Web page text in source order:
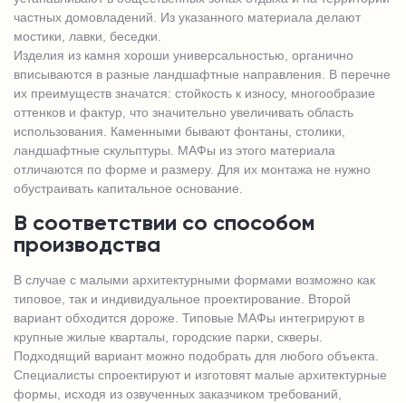
частных домовладений. Из указанного материала делают
мостики, лавки, беседки.
Изделия из камня хороши универсальностью, органично
вписываются в разные ландшафтные направления. В перечне
их преимуществ значатся: стойкость к износу, многообразие
оттенков и фактур, что значительно увеличивать область
использования. Каменными бывают фонтаны, столики,
ландшафтные скульптуры. МАФы из этого материала
отличаются по форме и размеру. Для их монтажа не нужно
обустраивать капитальное основание.
В соответствии со способом
производства
В случае с малыми архитектурными формами возможно как
типовое, так и индивидуальное проектирование. Второй
вариант обходится дороже. Типовые МАФы интегрируют в
крупные жилые кварталы, городские парки, скверы.
Подходящий вариант можно подобрать для любого объекта.
Специалисты спроектируют и изготовят малые архитектурные
формы, исходя из озвученных заказчиком требований,